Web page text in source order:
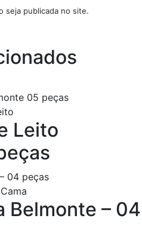
seja publicada no site.
Leito
Belmonte – 04